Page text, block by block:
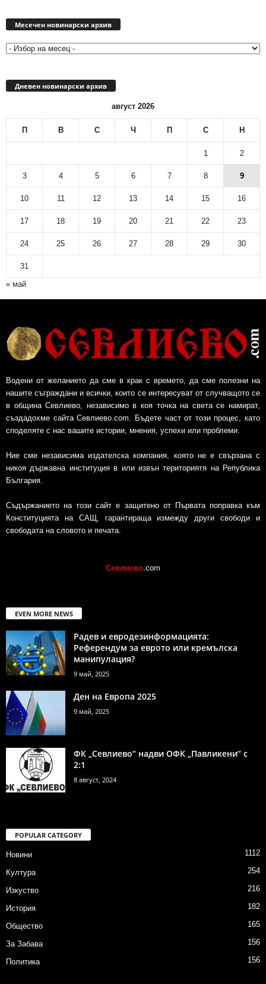
Месечен новинарски архив
Дневен новинарски архив
август 2026
П В С Ч П С Н
1 2
3 4 5 6 7 8 9
10 11 12 13 14 15 16
17 18 19 20 21 22 23
24 25 26 27 28 29 30
31
« май
Водени от желанието да сме в крак с времето, да сме полезни на
нашите съграждани и всички, които се интересуват от случващото се
в община Севлиево, независимо в коя точка на света се намират,
създадохме сайта Севлиево.com. Бъдете част от този процес, като
споделяте с нас вашите истории, мнения, успехи или проблеми.
Ние сме независима издателска компания, която не е свързана с
никоя държавна институция в или извън териториятя на Република
България.
Съдържанието на този сайт е защитено от Първата поправка към
Конституцията на САЩ, гарантираща измежду други свободи и
свободата на словото и печата.
Севлиево .com
EVEN MORE NEWS
Радев и евродезинформацията:
Референдум за еврото или кремълска
манипулация?
9 май, 2025
Ден на Европа 2025
9 май, 2025
ФК „Севлиево“ надви ОФК „Павликени“ с
2:1
8 август, 2024
POPULAR CATEGORY
Новини 1112
Култура 254
Изкуство 216
История 182
Общество 165
За Забава 156
Политика 156